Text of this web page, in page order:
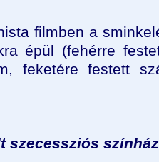
filmben a
épül (fehérre
feketére festett
szecessziós